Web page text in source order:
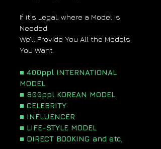
If it's Legal, where a Model is
Needed.
We'll Provide You All the Models
You Want.
■ 400ppl INTERNATIONAL
MODEL
■ 800ppl KOREAN MODEL
■ CELEBRITY
■ INFLUENCER
■ LIFE-STYLE MODEL
■ DIRECT BOOKING and etc,